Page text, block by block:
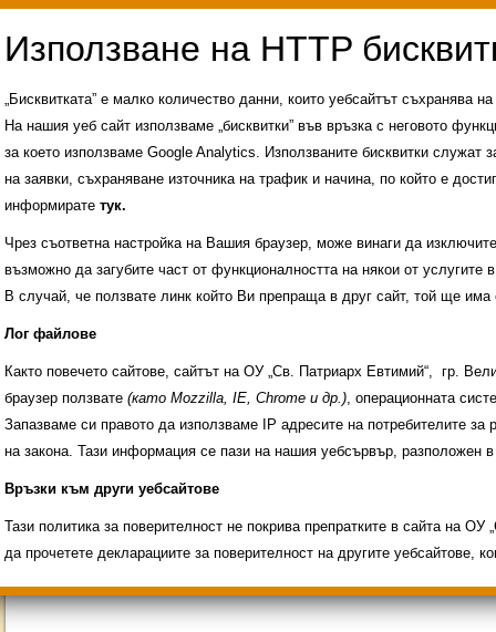
Свободни места за ученици
ИНОВАЦИЯ 2026
Олимпиади 2025/2026
„Бисквитката” е малко количество данни, които уебсайтът съхранява
На нашия уеб сайт използваме „бисквитки” във връзка с неговото
за което използваме Google Analytics. Използваните бисквитки служат
на заявки, съхраняване източника на трафик и начина, по който е
информирате тук.
Чрез съответна настройка на Вашия браузер, може винаги да
възможно да загубите част от функционалността на някои от услугите
В случай, че ползвате линк който Ви препраща в друг сайт, той ще има
Лог файлове
Както повечето сайтове, сайтът на ОУ „Св. Патриарх Евтимий“, гр.
браузер ползвате (като Mozzilla, IE, Chrome и др.), операционната
Запазваме си правото да използваме IP адресите на потребителите
на закона. Тази информация се пази на нашия уебсървър,
Връзки към други уебсайтове
Тази политика за поверителност не покрива препратките в сайта на
да прочетете декларациите за поверителност на другите уебсайтове,